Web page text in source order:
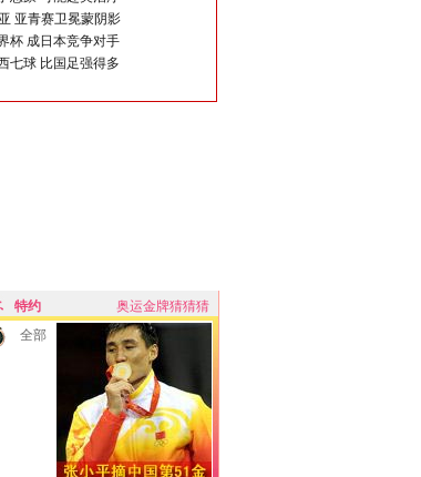
亚青赛卫冕蒙阴影
杯 成日本竞争对手
七球 比国足强得多
特约
奥运金牌猜猜猜
全部